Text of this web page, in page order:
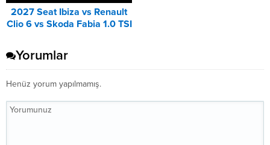
2027 Seat Ibiza vs Renault
Clio 6 vs Skoda Fabia 1.0 TSI
Yorumlar
Henüz yorum yapılmamış.